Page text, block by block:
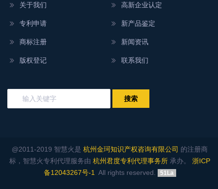
关于我们
专利申请
商标注册
版权登记
高新企业认定
新产品鉴定
新闻资讯
联系我们
@2011-2019 智慧火是 杭州金珂知识产权咨询有限公司 的注册商
标，智慧火专利代理服务由 杭州君度专利代理事务所 承办。 浙ICP
备12043267号-1
All rights reserved. 51La